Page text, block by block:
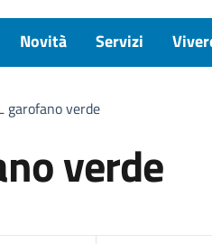
Novità Servizi
garofano verde
verde